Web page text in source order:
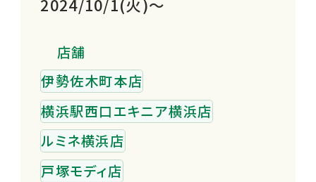
店舗
伊勢佐木町本店
横浜駅西口エキニア横浜店
ルミネ横浜店
戸塚モディ店